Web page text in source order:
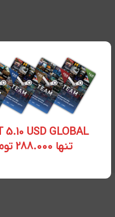
USD GLOBAL
تنها 288.000 تومان تحویل آنی